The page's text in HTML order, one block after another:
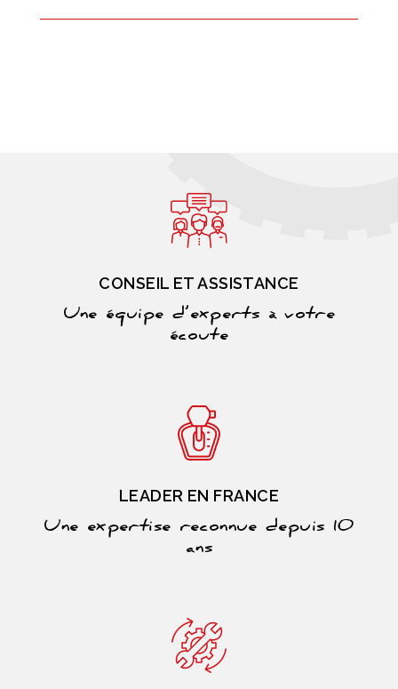
CONSEIL ET ASSISTANCE
Une équipe d’experts à votre
écoute
LEADER EN FRANCE
Une expertise reconnue depuis 10
ans